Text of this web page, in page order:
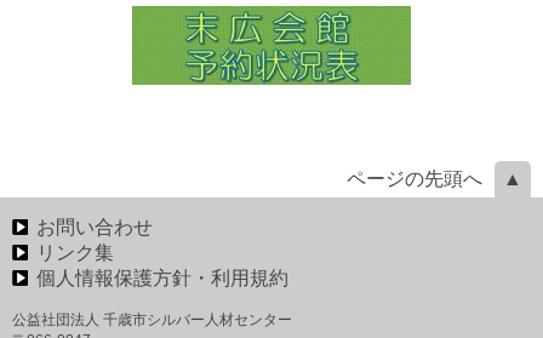
ページの先頭へ
お問い合わせ
リンク集
個人情報保護方針・利用規約
公益社団法人 千歳市シルバー人材センター